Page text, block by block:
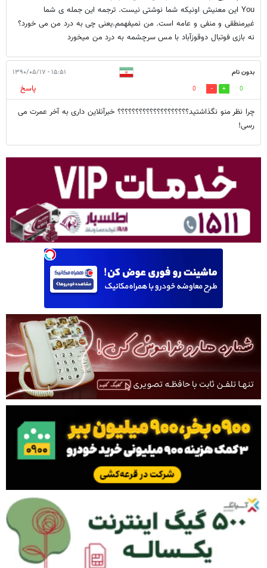
You این معنیش اونیکه شما نوشتی نیست. ترجمه این جمله ی شما
غیرمنطقی و منفی و عامه است. من نمیفهمم.یعنی چی به درد من می خورد؟
نه بازی فوتبال دوقوزآباد با مس سرچشمه به درد من میخورد
بدون نام ۱۵:۵۱ - ۱۳۹۰/۰۵/۱۷
0
0
پاسخ
چرا نظر منو نگذاشتید؟؟؟؟؟؟؟؟؟؟؟؟؟؟؟؟؟؟؟؟ خبرآنلاین داری به آخر عمرت می
رسی!